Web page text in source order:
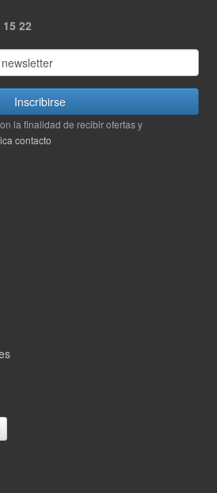
22
Inscribirse
la finalidad de recibir ofertas y
contacto